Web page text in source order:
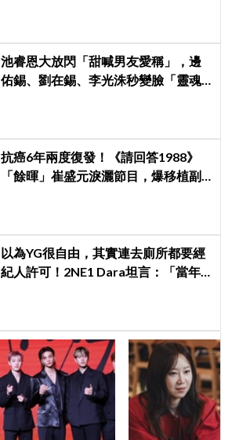
池睿恩大放閃「甜喊男友愛稱」，邊
佑錫、劉在錫、李光洙秒變臉「靈魂
抗癌6年兩度復發！《請回答1988》
「餘暉」崔盛元淚灑節目，爆移植副
以為YG很自由，其實連去廁所都要經
紀人許可！2NE1 Dara坦言：「當年